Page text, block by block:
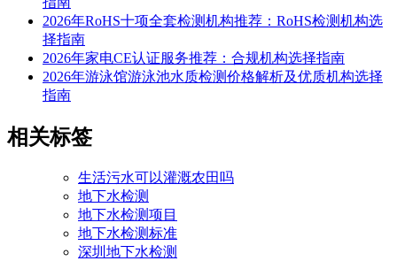
2026年RoHS十项全套检测机构推荐：RoHS检测机构选
择指南
2026年家电CE认证服务推荐：合规机构选择指南
2026年游泳馆游泳池水质检测价格解析及优质机构选择
指南
相关标签
生活污水可以灌溉农田吗
地下水检测
地下水检测项目
地下水检测标准
深圳地下水检测